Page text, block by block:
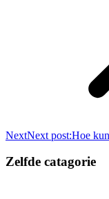
NextNext post:Hoe
Zelfde catagorie